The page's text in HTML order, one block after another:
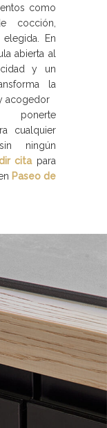
como
cocción,
En
abierta al
y un
la
acogedor
ponerte
cualquier
ningún
citapara
Paseo de